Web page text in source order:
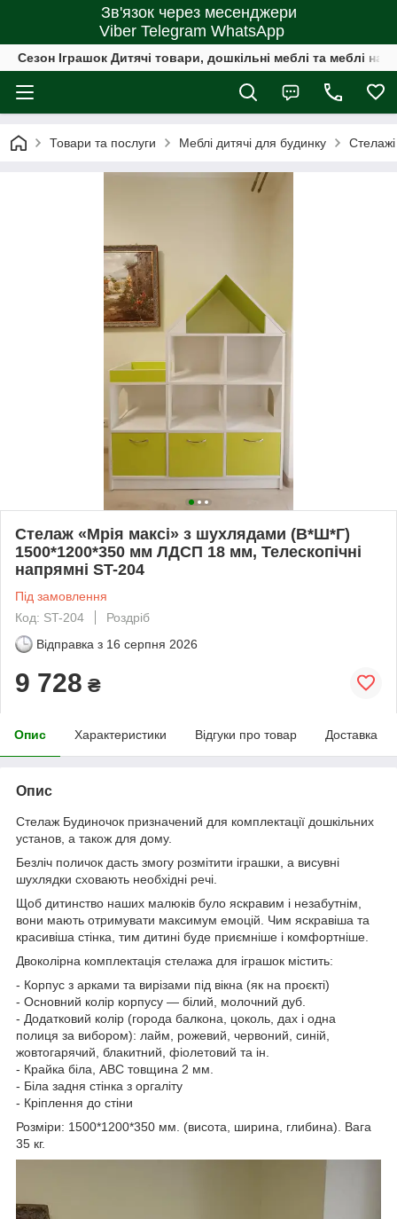
Зв'язок через месенджери
Viber Telegram WhatsApp
Сезон Іграшок Дитячі товари, дошкільні меблі та меблі на
Товари та послуги Меблі дитячі для будинку
Стелаж «Мрія максі» з шухлядами (В*Ш*Г)
1500*1200*350 мм ЛДСП 18 мм, Телескопічні
напрямні ST-204
Під замовлення
Код: ST-204
Роздріб
Відправка з 16 серпня 2026
9 728 ₴
Опис Характеристики Відгуки про товар Доставка
Опис
Стелаж Будиночок призначений для комплектації дошкільних
установ, а також для дому.
Безліч поличок дасть змогу розмітити іграшки, а висувні
шухлядки сховають необхідні речі.
Щоб дитинство наших малюків було яскравим і незабутнім,
вони мають отримувати максимум емоцій. Чим яскравіша та
красивіша стінка, тим дитині буде приємніше і комфортніше.
Двоколірна комплектація стелажа для іграшок містить:
- Корпус з арками та вирізами під вікна (як на проєкті)
- Основний колір корпусу — білий, молочний дуб.
- Додатковий колір (города балкона, цоколь, дах і одна
полиця за вибором): лайм, рожевий, червоний, синій,
жовтогарячий, блакитний, фіолетовий та ін.
- Крайка біла, АВС товщина 2 мм.
- Біла задня стінка з оргаліту
- Кріплення до стіни
Розміри: 1500*1200*350 мм. (висота, ширина, глибина). Вага
35 кг.